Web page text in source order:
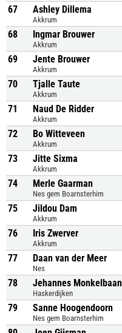
67 Ashley Dillema
Akkrum
68 Ingmar Brouwer
Akkrum
69 Jente Brouwer
Akkrum
70 Tjalle Taute
Akkrum
71 Naud De Ridder
Akkrum
72 Bo Witteveen
Akkrum
73 Jitte Sixma
Akkrum
74 Merle Gaarman
Nes gem Boarnsterhim
75 Jildou Dam
Akkrum
76 Iris Zwerver
Akkrum
77 Daan van der Meer
Nes
78 Jehannes Monkelbaan
Haskerdijken
79 Sanne Hoogendoorn
Nes gem Boarnsterhim